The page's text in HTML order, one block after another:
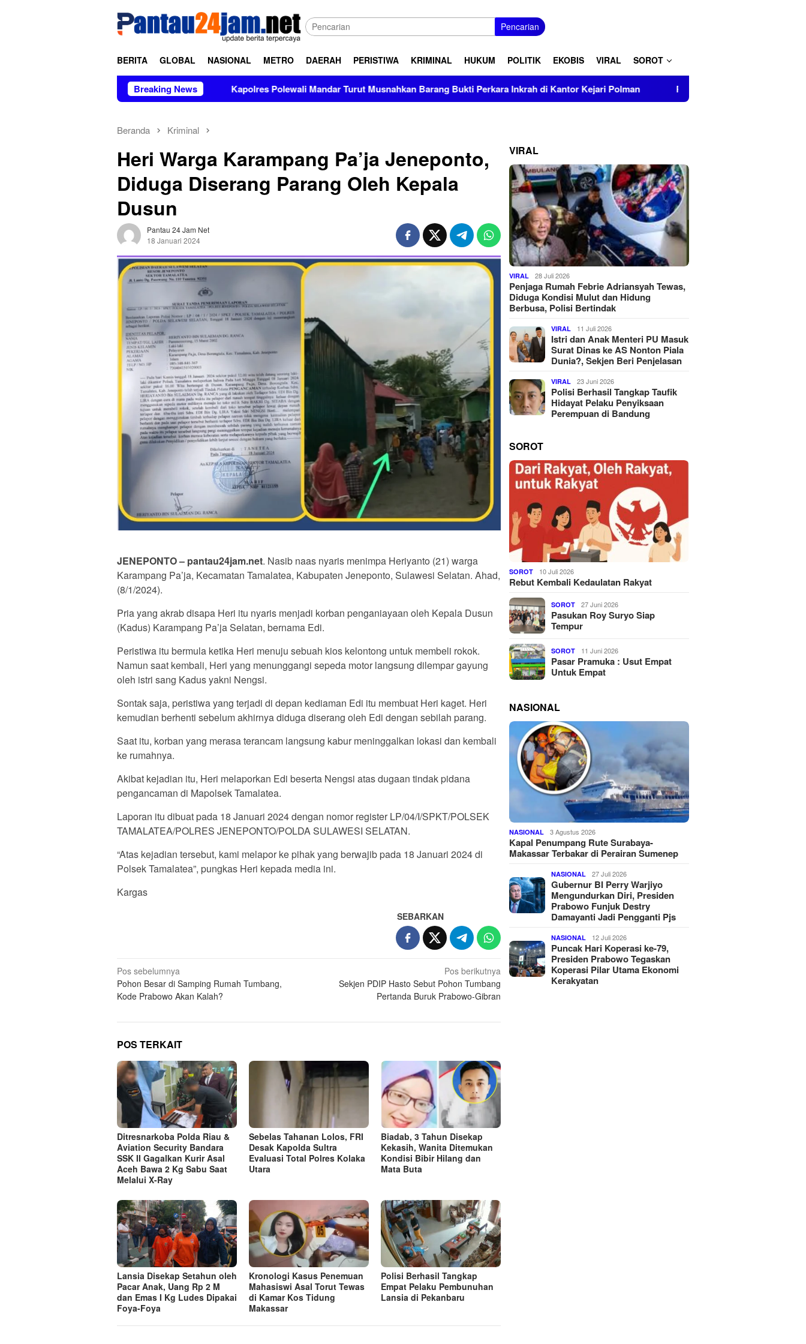
Pencarian
BERITA GLOBAL NASIONAL METRO DAERAH PERISTIWA KRIMINAL HUKUM POLITIK EKOBIS VIRAL SOROT
Breaking News
Kapolres Polewali Mandar Turut Musnahkan Barang Bukti Perkara Inkrah di Kantor Kejari Polman Prevalensi Penyalahguna Narkoba Capai 4,17
Beranda Kriminal
Heri Warga Karampang Pa’ja Jeneponto,
Diduga Diserang Parang Oleh Kepala
Dusun
Pantau 24 Jam Net
18 Januari 2024
JENEPONTO – pantau24jam.net. Nasib naas nyaris menimpa Heriyanto (21) warga
Karampang Pa’ja, Kecamatan Tamalatea, Kabupaten Jeneponto, Sulawesi Selatan. Ahad,
(8/1/2024).
Pria yang akrab disapa Heri itu nyaris menjadi korban penganiayaan oleh Kepala Dusun
(Kadus) Karampang Pa’ja Selatan, bernama Edi.
Peristiwa itu bermula ketika Heri menuju sebuah kios kelontong untuk membeli rokok.
Namun saat kembali, Heri yang menunggangi sepeda motor langsung dilempar gayung
oleh istri sang Kadus yakni Nengsi.
Sontak saja, peristiwa yang terjadi di depan kediaman Edi itu membuat Heri kaget. Heri
kemudian berhenti sebelum akhirnya diduga diserang oleh Edi dengan sebilah parang.
Saat itu, korban yang merasa terancam langsung kabur meninggalkan lokasi dan kembali
ke rumahnya.
Akibat kejadian itu, Heri melaporkan Edi beserta Nengsi atas dugaan tindak pidana
pengancaman di Mapolsek Tamalatea.
Laporan itu dibuat pada 18 Januari 2024 dengan nomor register LP/04/I/SPKT/POLSEK
TAMALATEA/POLRES JENEPONTO/POLDA SULAWESI SELATAN.
“Atas kejadian tersebut, kami melapor ke pihak yang berwajib pada 18 Januari 2024 di
Polsek Tamalatea”, pungkas Heri kepada media ini.
Kargas
SEBARKAN
Navigasi
pos
Pos sebelumnya
Pohon Besar di Samping Rumah Tumbang,
Kode Prabowo Akan Kalah?
Pos berikutnya
Sekjen PDIP Hasto Sebut Pohon Tumbang
Pertanda Buruk Prabowo-Gibran
POS TERKAIT
Ditresnarkoba Polda Riau &
Aviation Security Bandara
SSK II Gagalkan Kurir Asal
Aceh Bawa 2 Kg Sabu Saat
Melalui X-Ray
Sebelas Tahanan Lolos, FRI
Desak Kapolda Sultra
Evaluasi Total Polres Kolaka
Utara
Biadab, 3 Tahun Disekap
Kekasih, Wanita Ditemukan
Kondisi Bibir Hilang dan
Mata Buta
Lansia Disekap Setahun oleh
Pacar Anak, Uang Rp 2 M
dan Emas I Kg Ludes Dipakai
Foya-Foya
Kronologi Kasus Penemuan
Mahasiswi Asal Torut Tewas
di Kamar Kos Tidung
Makassar
Polisi Berhasil Tangkap
Empat Pelaku Pembunuhan
Lansia di Pekanbaru
VIRAL
VIRAL 28 Juli 2026
Penjaga Rumah Febrie Adriansyah Tewas,
Diduga Kondisi Mulut dan Hidung
Berbusa, Polisi Bertindak
VIRAL 11 Juli 2026
Istri dan Anak Menteri PU Masuk
Surat Dinas ke AS Nonton Piala
Dunia?, Sekjen Beri Penjelasan
VIRAL 23 Juni 2026
Polisi Berhasil Tangkap Taufik
Hidayat Pelaku Penyiksaan
Perempuan di Bandung
SOROT
SOROT 10 Juli 2026
Rebut Kembali Kedaulatan Rakyat
SOROT 27 Juni 2026
Pasukan Roy Suryo Siap
Tempur
SOROT 11 Juni 2026
Pasar Pramuka : Usut Empat
Untuk Empat
NASIONAL
NASIONAL 3 Agustus 2026
Kapal Penumpang Rute Surabaya-
Makassar Terbakar di Perairan Sumenep
NASIONAL 27 Juli 2026
Gubernur BI Perry Warjiyo
Mengundurkan Diri, Presiden
Prabowo Funjuk Destry
Damayanti Jadi Pengganti Pjs
NASIONAL 12 Juli 2026
Puncak Hari Koperasi ke-79,
Presiden Prabowo Tegaskan
Koperasi Pilar Utama Ekonomi
Kerakyatan